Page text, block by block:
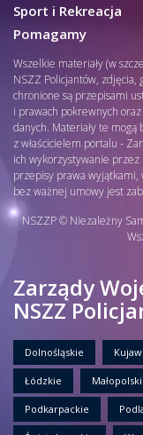
Sport i Rekreacja
Pomagamy
Wszelkie materiały (w
NSZZ Policjantów,
chronione są przepisami
i prawach pokrewnych
danych. Materiały te
z właścicielem portalu -
ich wykorzystywanie
przepisy prawa wyjątkami,
bez ważnej umowy jest
NSZZP © Niezależny
Zarządy
NSZZ
Dolnośląskie
Łódzkie
Podkarpackie